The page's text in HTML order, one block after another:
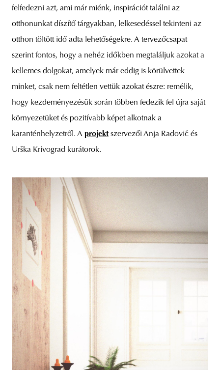
felfedezni azt, ami már miénk, inspirációt találni az
otthonunkat díszítő tárgyakban, lelkesedéssel tekinteni az
otthon töltött idő adta lehetőségekre. A tervezőcsapat
szerint fontos, hogy a nehéz időkben megtaláljuk azokat a
kellemes dolgokat, amelyek már eddig is körülvettek
minket, csak nem feltétlen vettük azokat észre: remélik,
hogy kezdeményezésük során többen fedezik fel újra saját
környezetüket és pozitívabb képet alkotnak a
karanténhelyzetről. A projektszervezői Anja Radović és
Urška Krivograd kurátorok.